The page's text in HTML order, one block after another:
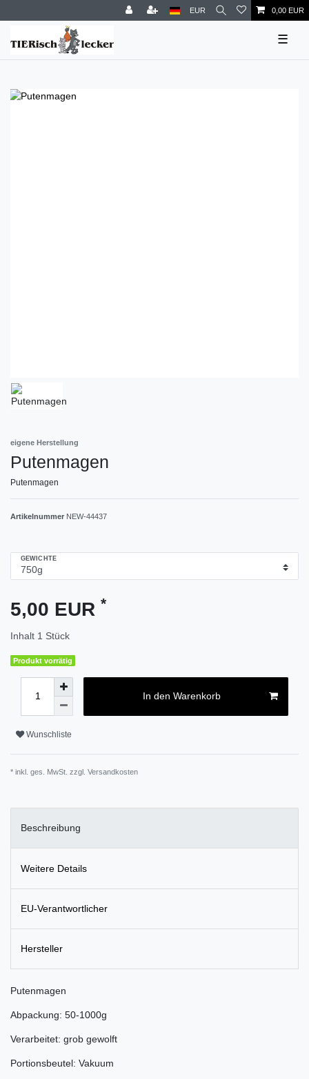
EUR 0,00 EUR
☰
eigene Herstellung
Putenmagen
Putenmagen
Artikelnummer NEW-44437
GEWICHTE
5,00 EUR *
Inhalt 1 Stück
Produkt vorrätig
In den Warenkorb
Wunschliste
* inkl. ges. MwSt. zzgl. Versandkosten
Beschreibung
Weitere Details
EU-Verantwortlicher
Hersteller
Putenmagen
Abpackung: 50-1000g
Verarbeitet: grob gewolft
Portionsbeutel: Vakuum